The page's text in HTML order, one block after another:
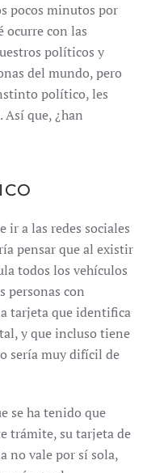
pocos minutos por
ocurre con las
políticos y
del mundo, pero
político, les
Así que, ¿han
ir a las redes sociales
pensar que al existir
todos los vehículos
personas con
tarjeta que identifica
y que incluso tiene
sería muy difícil de
se ha tenido que
trámite, su tarjeta de
no vale por sí sola,